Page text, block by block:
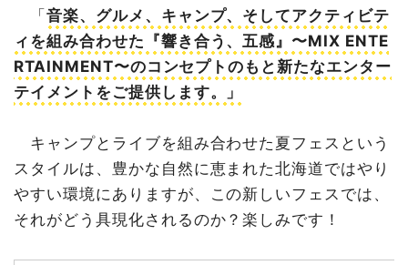
「音楽、グルメ、キャンプ、そしてアクティビテ
ィを組み合わせた『響き合う、五感』〜MIX ENTE
RTAINMENT〜のコンセプトのもと新たなエンター
テイメントをご提供します。」
キャンプとライブを組み合わせた夏フェスという
スタイルは、豊かな自然に恵まれた北海道ではやり
やすい環境にありますが、この新しいフェスでは、
それがどう具現化されるのか？楽しみです！